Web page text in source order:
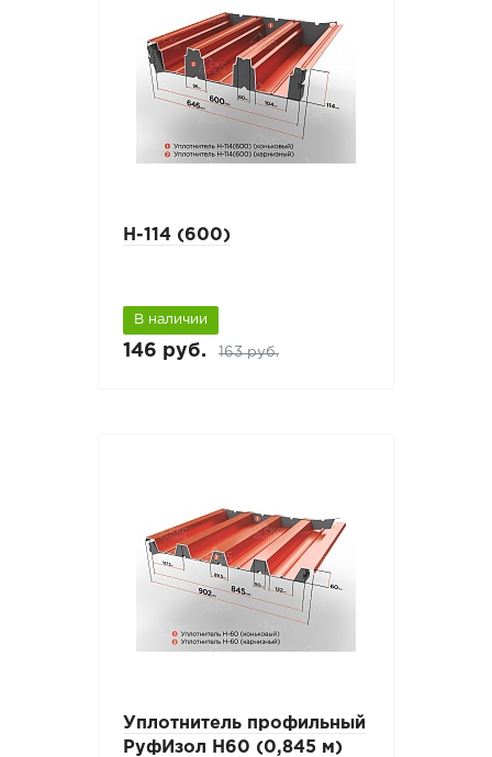
Н-114 (600)
В наличии
146 руб. 163 руб.
Уплотнитель профильный
РуфИзол Н60 (0,845 м)